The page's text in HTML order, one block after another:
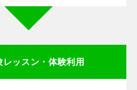
レッスン・体験利用